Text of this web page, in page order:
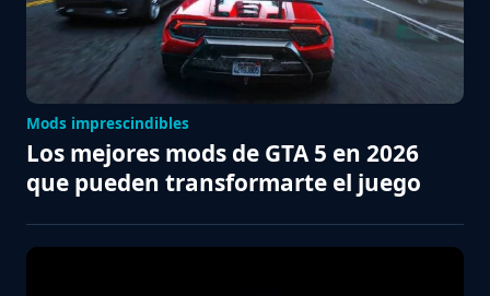
Mods imprescindibles
Los mejores mods de GTA 5 en 2026
que pueden transformarte el juego